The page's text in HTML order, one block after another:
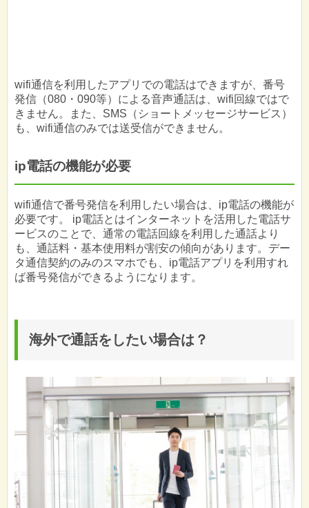
wifi通信を利用したアプリでの電話はできますが、番号
発信（080・090等）による音声通話は、wifi回線ではで
きません。また、SMS（ショートメッセージサービス）
も、wifi通信のみでは送受信ができません。
ip電話の機能が必要
wifi通信で番号発信を利用したい場合は、ip電話の機能が
必要です。 ip電話とはインターネットを活用した電話サ
ービスのことで、通常の電話回線を利用した通話より
も、通話料・基本使用料が割安の傾向があります。デー
タ通信契約のみのスマホでも、ip電話アプリを利用すれ
ば番号発信ができるようになります。
海外で通話をしたい場合は？